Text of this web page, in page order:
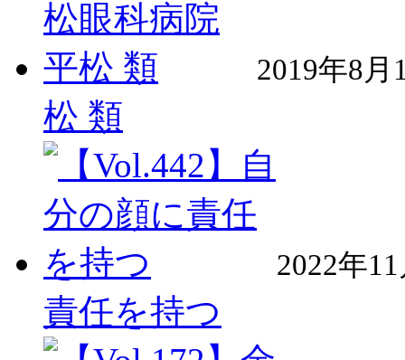
2019年8月
松 類
2022年
責任を持つ